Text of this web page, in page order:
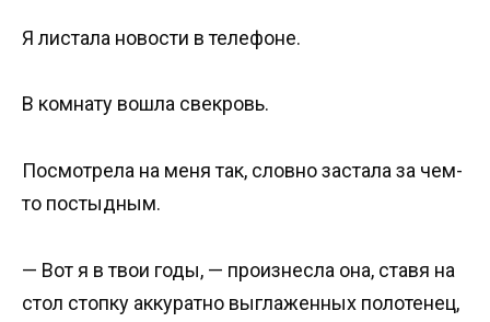
Я листала новости в телефоне.
В комнату вошла свекровь.
Посмотрела на меня так, словно застала за чем-
то постыдным.
— Вот я в твои годы, — произнесла она, ставя на
стол стопку аккуратно выглаженных полотенец,